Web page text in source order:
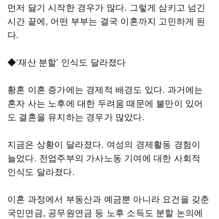
먼저 닳기 시작한 경우가 많다. 그렇게 삼키고 넘긴
시간 끝에, 어떤 부부는 결국 이혼까지 고민하게 된
다.
◆‘재산 분할’ 인식도 달라졌다
황혼 이혼 증가에는 경제적 배경도 있다. 과거에는
혼자 사는 노후에 대한 두려움 때문에 불만이 있어
도 결혼을 유지하는 경우가 많았다.
지금은 상황이 달라졌다. 여성의 경제활동 경험이
늘었다. 전업주부의 가사노동 기여에 대한 사회적
인식도 달라졌다.
이혼 과정에서 부동산과 예금뿐 아니라 요건을 갖춘
국민연금, 공무원연금 등 노후 소득도 분할 논의에